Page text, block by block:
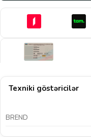
Texniki göstəricilər
BREND